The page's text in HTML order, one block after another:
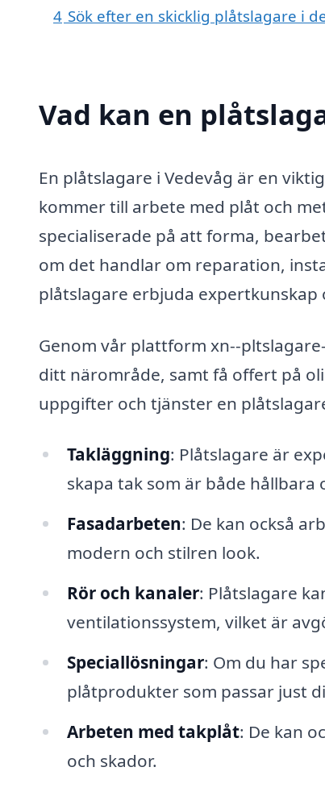
4 Sök efter en skicklig plåtslagare i
Vad kan en
En plåtslagare i Vedevåg är en
kommer till arbete med plåt och
specialiserade på att forma,
om det handlar om reparation,
plåtslagare erbjuda expertkunskap
Genom vår plattform xn--
ditt närområde, samt få offert på
uppgifter och tjänster en
Takläggning: Plåtslagare är
skapa tak som är både
Fasadarbeten: De kan också
modern och stilren look.
Rör och kanaler: Plåtslagare
ventilationssystem, vilket är
Speciallösningar: Om du har
plåtprodukter som passar just
Arbeten med takplåt: De kan
och skador.